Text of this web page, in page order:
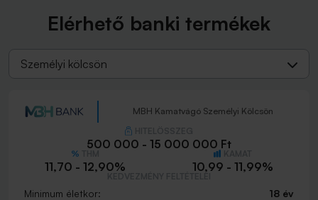
Elérhető banki termékek
Személyi kölcsön
MBH Kamatvágó Személyi Kölcsön
500 000 - 15 000 000 Ft
11,70 - 12,90% 10,99 - 11,99%
Minimum életkor:
18 év